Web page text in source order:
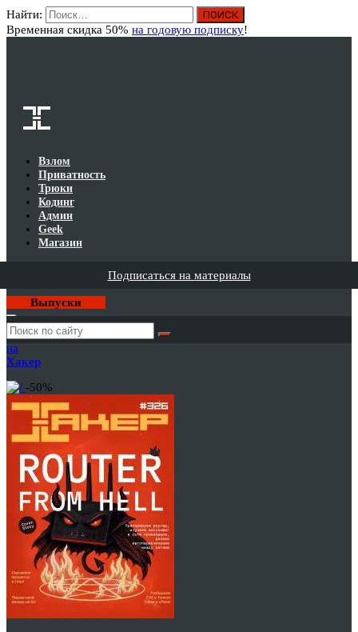
Найти:
Временная скидка 50% на годовую подписку!
Взлом
Приватность
Трюки
Кодинг
Админ
Geek
Магазин
Подписаться на материалы
Выпуски
Годовая
подписка
на
Хакер
-50%